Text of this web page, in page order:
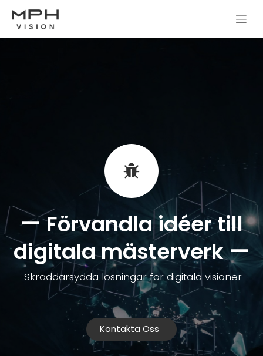
—Förvandla idéer till
digitala mästerverk—
Skräddarsydda lösningar för digitala visioner
Kontakta Oss